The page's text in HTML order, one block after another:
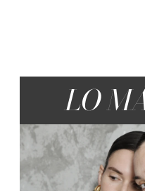
LO